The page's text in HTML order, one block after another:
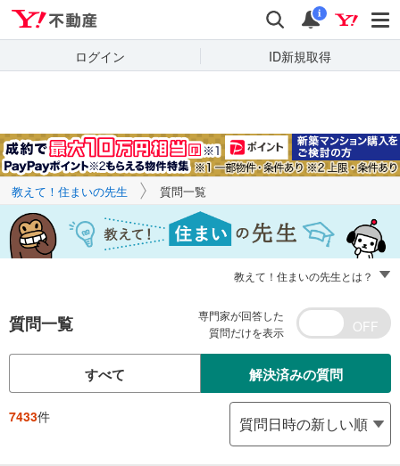
検索 通知
i
ログイン ID新規取得
キーワードで
質問を探す
教えて！住まいの先生 質問一覧
教えて！住まいの先生とは？
質問一覧
専門家が回答した
質問だけを表示
すべて 解決済みの質問
7433件